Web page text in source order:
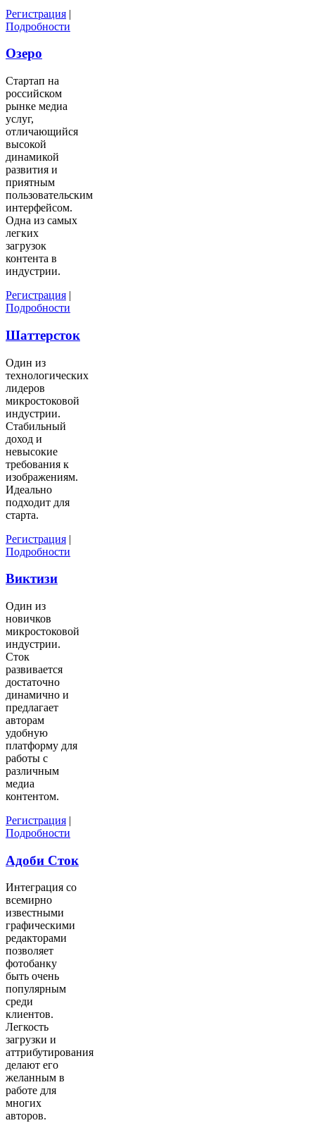
Регистрация |
Подробности
Озеро
Стартап на
российском
рынке медиа
услуг,
отличающийся
высокой
динамикой
развития и
приятным
пользовательским
интерфейсом.
Одна из самых
легких
загрузок
контента в
индустрии.
Регистрация |
Подробности
Шаттерсток
Один из
технологических
лидеров
микростоковой
индустрии.
Стабильный
доход и
невысокие
требования к
изображениям.
Идеально
подходит для
старта.
Регистрация |
Подробности
Виктизи
Один из
новичков
микростоковой
индустрии.
Сток
развивается
достаточно
динамично и
предлагает
авторам
удобную
платформу для
работы с
различным
медиа
контентом.
Регистрация |
Подробности
Адоби Сток
Интеграция со
всемирно
известными
графическими
редакторами
позволяет
фотобанку
быть очень
популярным
среди
клиентов.
Легкость
загрузки и
аттрибутирования
делают его
желанным в
работе для
многих
авторов.